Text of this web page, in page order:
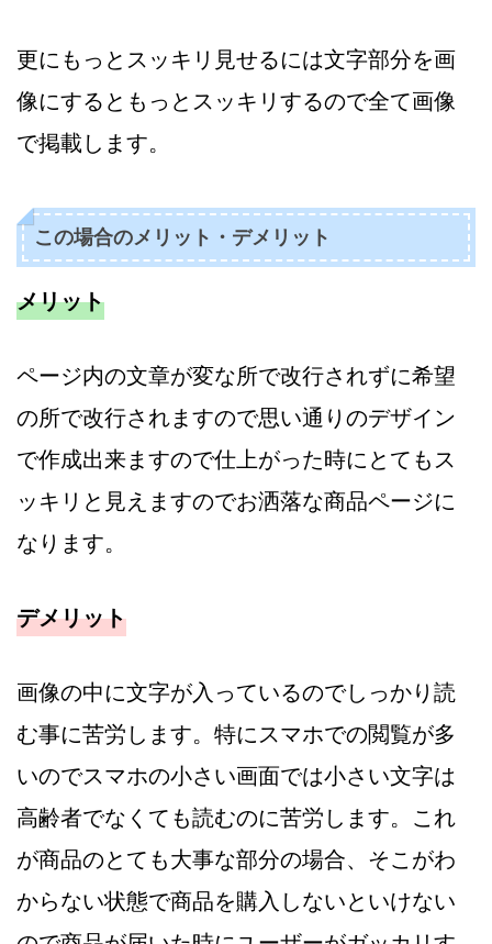
更にもっとスッキリ見せるには文字部分を画
像にするともっとスッキリするので全て画像
で掲載します。
この場合のメリット・デメリット
メリット
ページ内の文章が変な所で改行されずに希望
の所で改行されますので思い通りのデザイン
で作成出来ますので仕上がった時にとてもス
ッキリと見えますのでお洒落な商品ページに
なります。
デメリット
画像の中に文字が入っているのでしっかり読
む事に苦労します。特にスマホでの閲覧が多
いのでスマホの小さい画面では小さい文字は
高齢者でなくても読むのに苦労します。これ
が商品のとても大事な部分の場合、そこがわ
からない状態で商品を購入しないといけない